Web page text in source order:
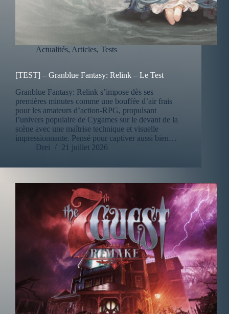
Actualités, Articles, Tests
[TEST] – Granblue Fantasy: Relink – Le Test
Granblue Fantasy: Relink s’impose dès ses
premières minutes comme une bouffée d’air frais
pour les amateurs d’action-RPG, propulsant
l’univers populaire de Cygames sur le devant de la
scène avec une maîtrise technique et visuelle
impressionnante. Pensé pour captiver aussi bien…
Drei
21 juillet 2026